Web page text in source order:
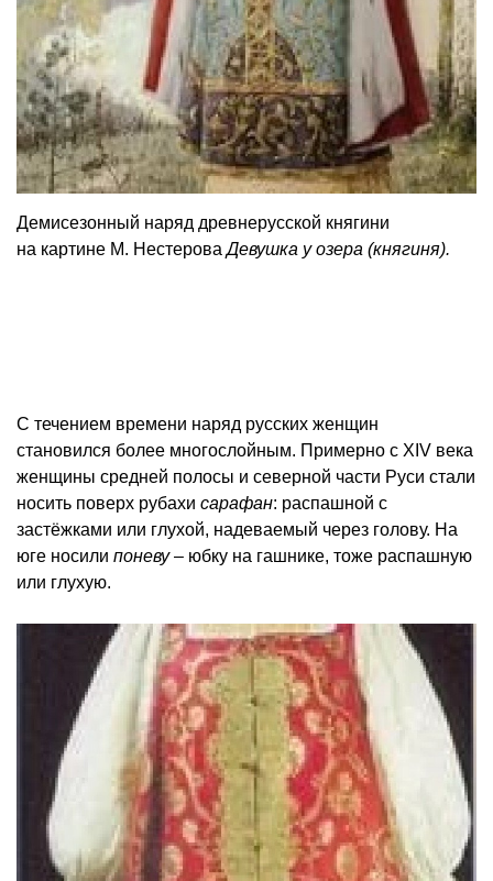
Демисезонный наряд древнерусской княгини
на картине М. НестероваДевушка у озера (княгиня).
С течением времени наряд русских женщин
становился более многослойным. Примерно с XIV века
женщины средней полосы и северной части Руси стали
носить поверх рубахи сарафан: распашной с
застёжками или глухой, надеваемый через голову. На
юге носили поневу– юбку на гашнике, тоже распашную
или глухую.